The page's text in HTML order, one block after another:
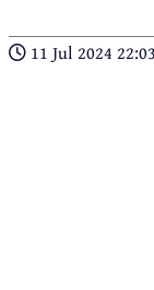
11 Jul 2024 22:03